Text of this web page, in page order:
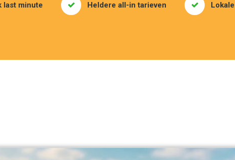
last minute Heldere all-in tarieven